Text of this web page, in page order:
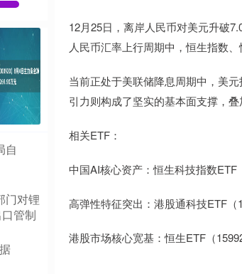
12月25日，离岸人民币对美元升破
人民币汇率上行周期中，恒生指数
当前正处于美联储降息周期中，美
引力则构成了坚实的基本面支撑，
相关ETF：
中国AI核心资产：恒生科技指数ETF
高弹性特征突出：港股通科技ETF（
港股市场核心宽基：恒生ETF（
自
门对锂
管制